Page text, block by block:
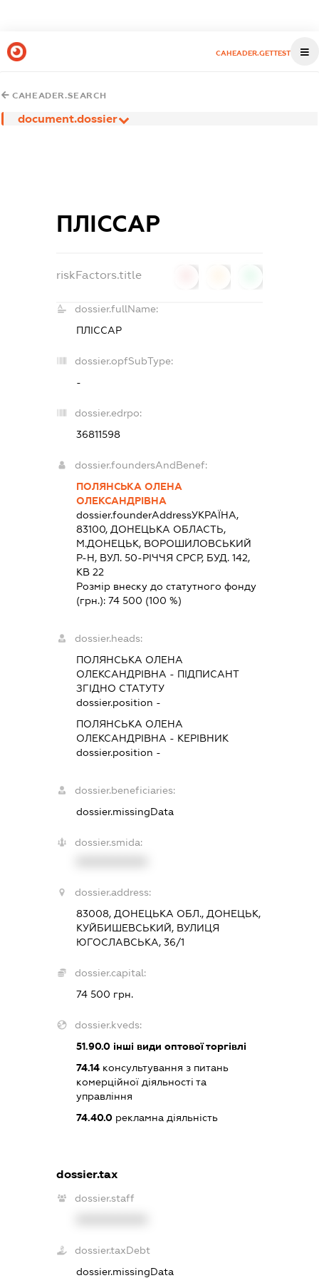
CAHEADER.GETTEST
CAHEADER.SEARCH
document.dossier
ПЛІССАР
riskFactors.title
dossier.fullName:
ПЛІССАР
dossier.opfSubType:
-
dossier.edrpo:
36811598
dossier.foundersAndBenef:
ПОЛЯНСЬКА ОЛЕНА
ОЛЕКСАНДРІВНА
dossier.founderAddressУКРАЇНА,
83100, ДОНЕЦЬКА ОБЛАСТЬ,
М.ДОНЕЦЬК, ВОРОШИЛОВСЬКИЙ
Р-Н, ВУЛ. 50-РІЧЧЯ СРСР, БУД. 142,
КВ 22
Розмір внеску до статутного фонду
(грн.): 74 500 (100 %)
dossier.heads:
ПОЛЯНСЬКА ОЛЕНА
ОЛЕКСАНДРІВНА - ПІДПИСАНТ
ЗГІДНО СТАТУТУ
dossier.position -
ПОЛЯНСЬКА ОЛЕНА
ОЛЕКСАНДРІВНА - КЕРІВНИК
dossier.position -
dossier.beneficiaries:
dossier.missingData
dossier.smida:
dossier.address:
83008, ДОНЕЦЬКА ОБЛ., ДОНЕЦЬК,
КУЙБИШЕВСЬКИЙ, ВУЛИЦЯ
ЮГОСЛАВСЬКА, 36/1
dossier.capital:
74 500 грн.
dossier.kveds:
51.90.0інші види оптової торгівлі
74.14консультування з питань
комерційної діяльності та
управління
74.40.0рекламна діяльність
dossier.tax
dossier.staff
dossier.taxDebt
dossier.missingData